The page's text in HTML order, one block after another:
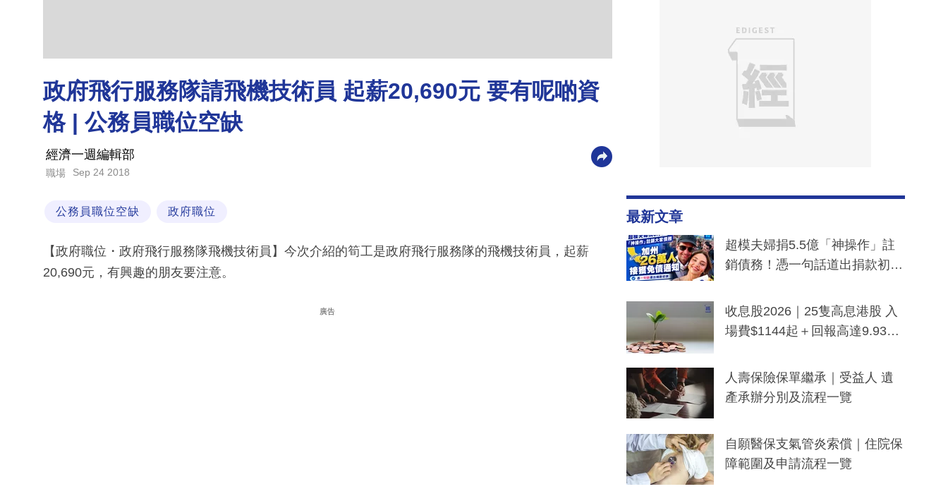
政府飛行服務隊請飛機技術員 起薪20,690元 要有呢啲資
格 | 公務員職位空缺
經濟一週編輯部
職場 Sep 24 2018
公務員職位空缺 政府職位
【政府職位・政府飛行服務隊飛機技術員】今次介紹的筍工是政府飛行服務隊的飛機技術員，起薪
20,690元，有興趣的朋友要注意。
廣告
最新文章
超模夫婦捐5.5億「神操作」註
銷債務！憑一句話道出捐款初
一度被誤當詐騙手段
收息股2026｜25隻高息港股 入
場費$1144起＋回報高達9.93
人壽保險保單繼承｜受益人 遺
產承辦分別及流程一覽
自願醫保支氣管炎索償｜住院保
障範圍及申請流程一覽